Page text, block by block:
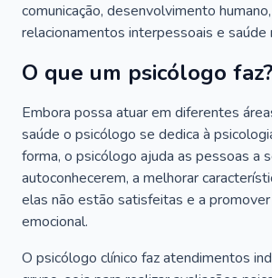
comunicação, desenvolvimento
relacionamentos interpessoais e saúde
O que um psicólogo faz?
Embora possa atuar em diferentes
saúde o psicólogo se dedica à
forma, o psicólogo ajuda as pessoas a
autoconhecerem, a melhorar
elas não estão satisfeitas e a
emocional.
O psicólogo clínico faz atendimentos